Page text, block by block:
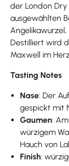
der London Dry
ausgewählten
Destilliert wird
Maxwell im
Tasting Notes
Nase: Der
gespickt mit
Gaumen:
würzigem
Hauch von
Finish: